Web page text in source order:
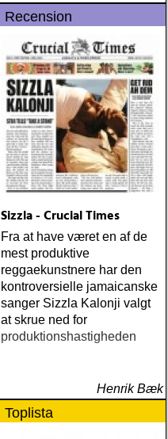
Recension
Sizzla - Crucial Times
Fra at have været en af de
mest produktive
reggaekunstnere har den
kontroversielle jamaicanske
sanger Sizzla Kalonji valgt
at skrue ned for
produktionshastigheden
Henrik Bæk
Toplista